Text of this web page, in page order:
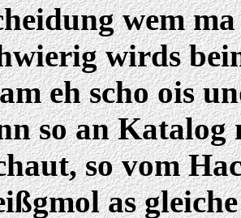
wem
wirds
eh scho ois
so an Katalog
so vom
as